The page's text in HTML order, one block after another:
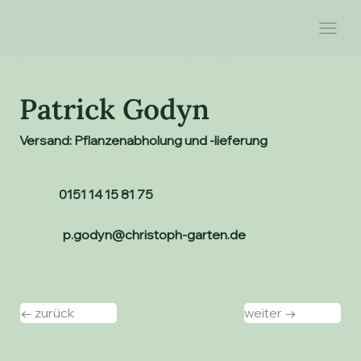
Patrick Godyn
Versand: Pflanzenabholung und -lieferung
0151 14 15 81 75
p.godyn@christoph-garten.de
← zurück weiter →